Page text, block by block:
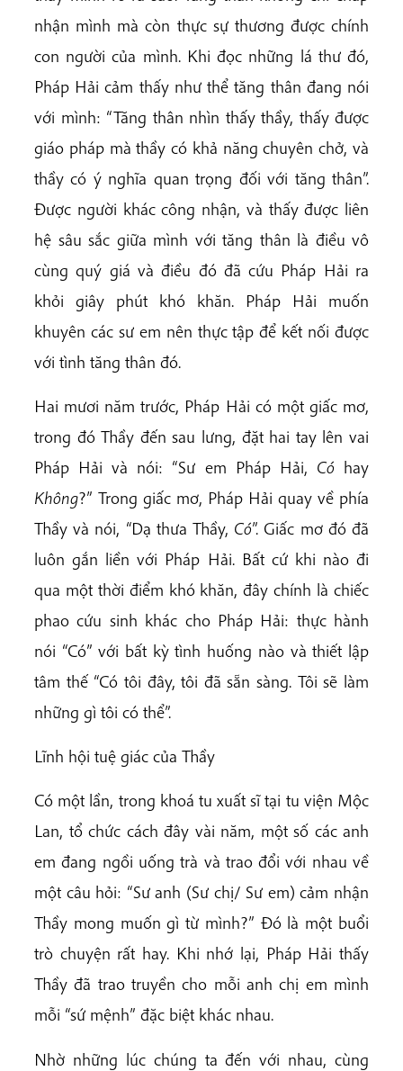
nhận mình mà còn thực sự thương được chính
con người của mình. Khi đọc những lá thư đó,
Pháp Hải cảm thấy như thể tăng thân đang nói
với mình: “Tăng thân nhìn thấy thầy, thấy được
giáo pháp mà thầy có khả năng chuyên chở, và
thầy có ý nghĩa quan trọng đối với tăng thân”.
Được người khác công nhận, và thấy được liên
hệ sâu sắc giữa mình với tăng thân là điều vô
cùng quý giá và điều đó đã cứu Pháp Hải ra
khỏi giây phút khó khăn. Pháp Hải muốn
khuyên các sư em nên thực tập để kết nối được
với tình tăng thân đó.
Hai mươi năm trước, Pháp Hải có một giấc mơ,
trong đó Thầy đến sau lưng, đặt hai tay lên vai
Pháp Hải và nói: “Sư em Pháp Hải, Có hay
Không?” Trong giấc mơ, Pháp Hải quay về phía
Thầy và nói, “Dạ thưa Thầy, Có”. Giấc mơ đó đã
luôn gắn liền với Pháp Hải. Bất cứ khi nào đi
qua một thời điểm khó khăn, đây chính là chiếc
phao cứu sinh khác cho Pháp Hải: thực hành
nói “Có” với bất kỳ tình huống nào và thiết lập
tâm thế “Có tôi đây, tôi đã sẵn sàng. Tôi sẽ làm
những gì tôi có thể”.
Lĩnh hội tuệ giác của Thầy
Có một lần, trong khoá tu xuất sĩ tại tu viện Mộc
Lan, tổ chức cách đây vài năm, một số các anh
em đang ngồi uống trà và trao đổi với nhau về
một câu hỏi: “Sư anh (Sư chị/ Sư em) cảm nhận
Thầy mong muốn gì từ mình?” Đó là một buổi
trò chuyện rất hay. Khi nhớ lại, Pháp Hải thấy
Thầy đã trao truyền cho mỗi anh chị em mình
mỗi “sứ mệnh” đặc biệt khác nhau.
Nhờ những lúc chúng ta đến với nhau, cùng